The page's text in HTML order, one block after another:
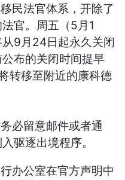
法官体系，开除了
官。周五（5月1
9月24日起永久关闭
布的关闭时间提早
转移至附近的康科德
必留意邮件或者通
驱逐出境程序。
办公室在官方声明中